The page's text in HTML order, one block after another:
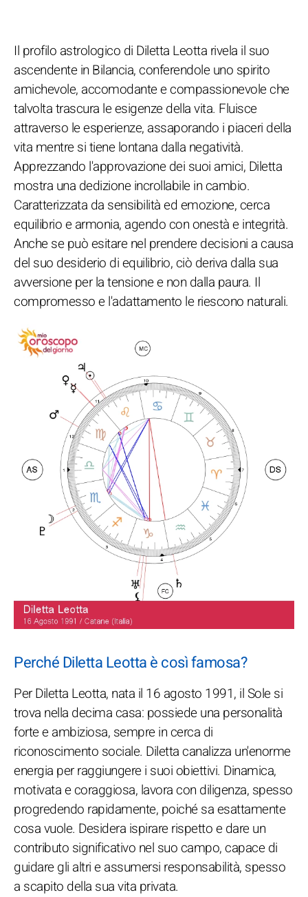
Il profilo astrologico di Diletta Leotta rivela il suo
ascendente in Bilancia, conferendole uno spirito
amichevole, accomodante e compassionevole che
talvolta trascura le esigenze della vita. Fluisce
attraverso le esperienze, assaporando i piaceri della
vita mentre si tiene lontana dalla negatività.
Apprezzando l'approvazione dei suoi amici, Diletta
mostra una dedizione incrollabile in cambio.
Caratterizzata da sensibilità ed emozione, cerca
equilibrio e armonia, agendo con onestà e integrità.
Anche se può esitare nel prendere decisioni a causa
del suo desiderio di equilibrio, ciò deriva dalla sua
avversione per la tensione e non dalla paura. Il
compromesso e l'adattamento le riescono naturali.
Perché Diletta Leotta è così famosa?
Per Diletta Leotta, nata il 16 agosto 1991, il Sole si
trova nella decima casa: possiede una personalità
forte e ambiziosa, sempre in cerca di
riconoscimento sociale. Diletta canalizza un'enorme
energia per raggiungere i suoi obiettivi. Dinamica,
motivata e coraggiosa, lavora con diligenza, spesso
progredendo rapidamente, poiché sa esattamente
cosa vuole. Desidera ispirare rispetto e dare un
contributo significativo nel suo campo, capace di
guidare gli altri e assumersi responsabilità, spesso
a scapito della sua vita privata.